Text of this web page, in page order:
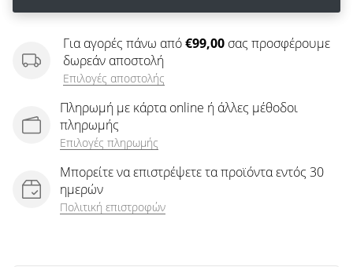
Για αγορές πάνω από€99,00 σας προσφέρουμε
δωρεάν αποστολή
Επιλογές αποστολής
Πληρωμή με κάρτα online ή άλλες μέθοδοι
πληρωμής
Επιλογές πληρωμής
Μπορείτε να επιστρέψετε τα προϊόντα εντός 30
ημερών
Πολιτική επιστροφών